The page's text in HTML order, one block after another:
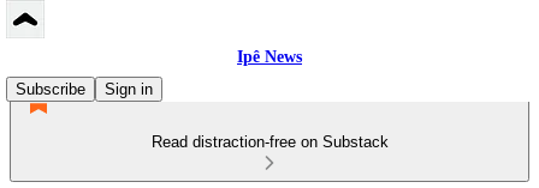
Ipê News
Subscribe
Sign in
Read distraction-free on Substack